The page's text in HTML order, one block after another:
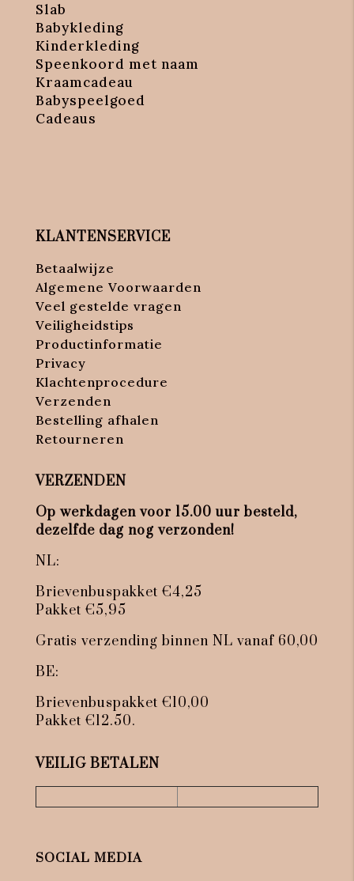
Slab
Babykleding
Kinderkleding
Speenkoord met naam
Kraamcadeau
Babyspeelgoed
Cadeaus
KLANTENSERVICE
Betaalwijze
Algemene Voorwaarden
Veel gestelde vragen
Veiligheidstips
Productinformatie
Privacy
Klachtenprocedure
Verzenden
Bestelling afhalen
Retourneren
VERZENDEN
Op werkdagen voor 15.00 uur besteld,
dezelfde dag nog verzonden!
NL:
Brievenbuspakket €4,25
Pakket €5,95
Gratis verzending binnen NL vanaf 60,00
BE:
Brievenbuspakket €10,00
Pakket €12.50.
VEILIG BETALEN
SOCIAL MEDIA